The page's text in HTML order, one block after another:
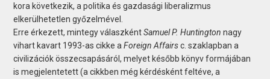
kora következik, a politika és gazdasági liberalizmus
elkerülhetetlen győzelmével.
Erre érkezett, mintegy válaszkéntSamuel P. Huntington nagy
vihart kavart 1993-as cikke a Foreign Affairsc. szaklapban a
civilizációk összecsapásáról, melyet később könyv formájában
is megjelentetett (a cikkben még kérdésként feltéve, a